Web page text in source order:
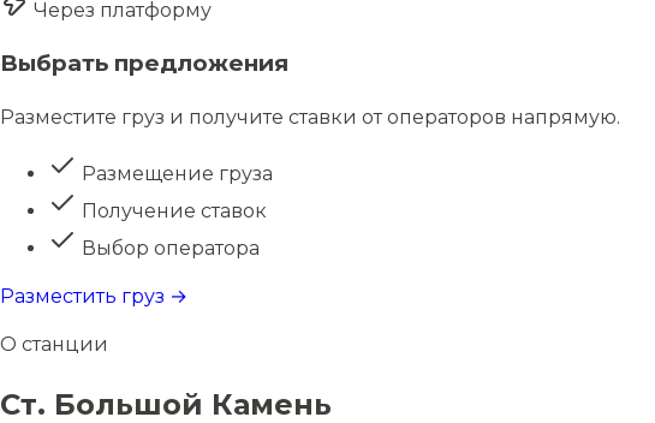
Через платформу
Выбрать предложения
Разместите груз и получите ставки от операторов напрямую.
Размещение груза
Получение ставок
Выбор оператора
Разместить груз →
О станции
Ст. Большой Камень